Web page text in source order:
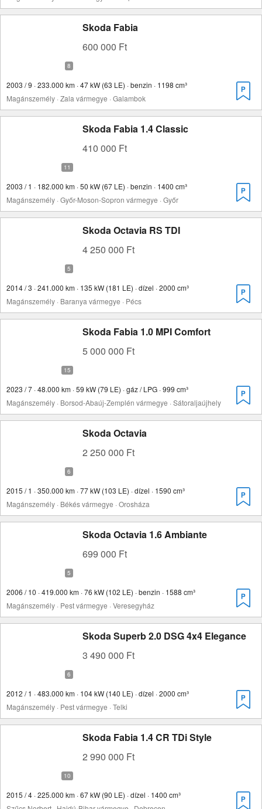
Skoda Fabia
600 000 Ft
2003 / 9 · 233.000 km · 47 kW (63 LE) · benzin · 1198 cm³
Magánszemély · Zala vármegye · Galambok
Skoda Fabia 1.4 Classic
410 000 Ft
2003 / 1 · 182.000 km · 50 kW (67 LE) · benzin · 1400 cm³
Magánszemély · Győr-Moson-Sopron vármegye · Győr
Skoda Octavia RS TDI
4 250 000 Ft
2014 / 3 · 241.000 km · 135 kW (181 LE) · dízel · 2000 cm³
Magánszemély · Baranya vármegye · Pécs
Skoda Fabia 1.0 MPI Comfort
5 000 000 Ft
2023 / 7 · 48.000 km · 59 kW (79 LE) · gáz / LPG · 999 cm³
Magánszemély · Borsod-Abaúj-Zemplén vármegye · Sátoraljaújhely
Skoda Octavia
2 250 000 Ft
2015 / 1 · 350.000 km · 77 kW (103 LE) · dízel · 1590 cm³
Magánszemély · Békés vármegye · Orosháza
Skoda Octavia 1.6 Ambiante
699 000 Ft
2006 / 10 · 419.000 km · 76 kW (102 LE) · benzin · 1588 cm³
Magánszemély · Pest vármegye · Veresegyház
Skoda Superb 2.0 DSG 4x4 Elegance
3 490 000 Ft
2012 / 1 · 483.000 km · 104 kW (140 LE) · dízel · 2000 cm³
Magánszemély · Pest vármegye · Telki
Skoda Fabia 1.4 CR TDi Style
2 990 000 Ft
2015 / 4 · 225.000 km · 67 kW (90 LE) · dízel · 1400 cm³